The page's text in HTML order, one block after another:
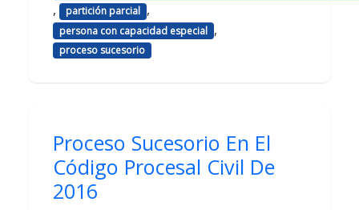
, partición parcial ,
persona con capacidad especial ,
proceso sucesorio
Proceso Sucesorio En El
Código Procesal Civil De
2016